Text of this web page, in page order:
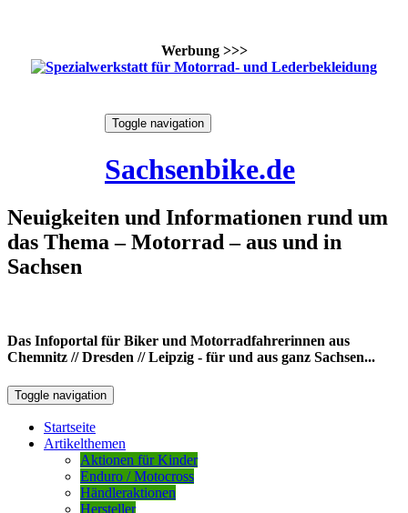
Werbung >>>
Toggle navigation
Sachsenbike.de
Neuigkeiten und Informationen rund um
das Thema – Motorrad – aus und in
Sachsen
Das Infoportal für Biker und Motorradfahrerinnen aus
Chemnitz // Dresden // Leipzig - für und aus ganz Sachsen...
Toggle navigation
Startseite
Artikelthemen
Aktionen für Kinder
Enduro / Motocross
Händleraktionen
Hersteller